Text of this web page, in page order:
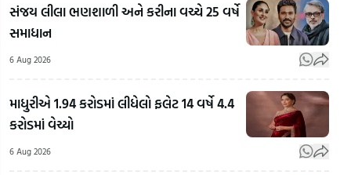
સંજય લીલા ભણશાળી અને કરીના વચ્ચે 25 વર્ષે
સમાધાન
6 Aug 2026
માધુરીએ 1.94 કરોડમાં લીધેલો ફલેટ 14 વર્ષે 4.4
કરોડમાં વેચ્યો
6 Aug 2026